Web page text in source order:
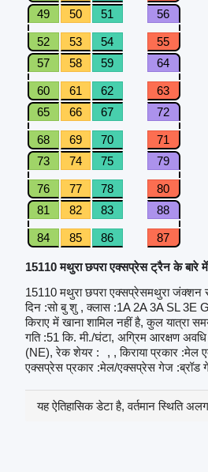
49
50 51 56
52 53 54
55
57
58 59 64
60 61 62
63
65
66 67 72
68 69 70
71
73
74 75 79
76 77 78
80
81
82 83 88
84 85 86 87
15110 मथुरा छपरा एक्सप्रेस ट्रैन के बारे में
15110 मथुरा छपरा एक्सप्रेसमथुरा
दिन :सो बु शु , क्लास :1A 2A 3A SL 3E
किराए में खाना शामिल नहीं है, कुल यात्रा
गति :51 कि. मी./घंटा, अग्रिम आरक्षण
(NE), रेक शेयर :
, , किराया प्रकार :मेल
एक्सप्रेस प्रकार :मेल/एक्सप्रेस गेज :ब्रॉड
यह ऐतिहासिक डेटा है, वर्तमान स्थिति